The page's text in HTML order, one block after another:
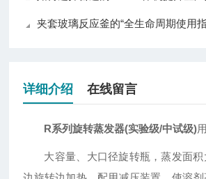
夹套玻璃反应釜的“全生命周期使用
详细介绍 在线留言
R系列旋转蒸发器(实验级/中试级)
大容量、大口径旋转瓶，蒸发面积